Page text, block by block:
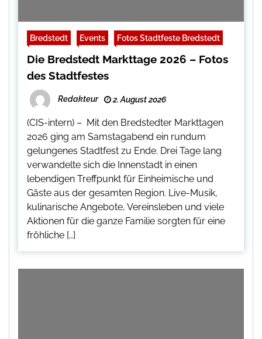
Bredstedt Events Fotos Stadtfeste Bredstedt
Die Bredstedt Markttage 2026 – Fotos
des Stadtfestes
Redakteur 2. August 2026
(CIS-intern) – Mit den Bredstedter Markttagen
2026 ging am Samstagabend ein rundum
gelungenes Stadtfest zu Ende. Drei Tage lang
verwandelte sich die Innenstadt in einen
lebendigen Treffpunkt für Einheimische und
Gäste aus der gesamten Region. Live-Musik,
kulinarische Angebote, Vereinsleben und viele
Aktionen für die ganze Familie sorgten für eine
fröhliche […]